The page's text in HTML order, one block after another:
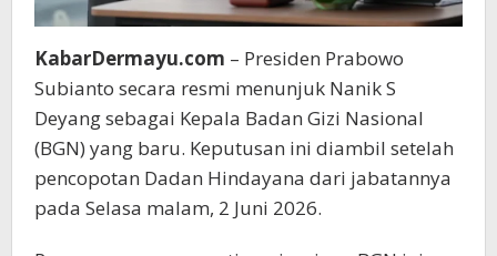
KabarDermayu.com – Presiden Prabowo
Subianto secara resmi menunjuk Nanik S
Deyang sebagai Kepala Badan Gizi Nasional
(BGN) yang baru. Keputusan ini diambil setelah
pencopotan Dadan Hindayana dari jabatannya
pada Selasa malam, 2 Juni 2026.